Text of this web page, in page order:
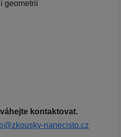
geometrii
kontaktovat.
nanecisto.cz